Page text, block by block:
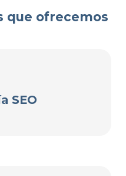
que ofrecemos
SEO